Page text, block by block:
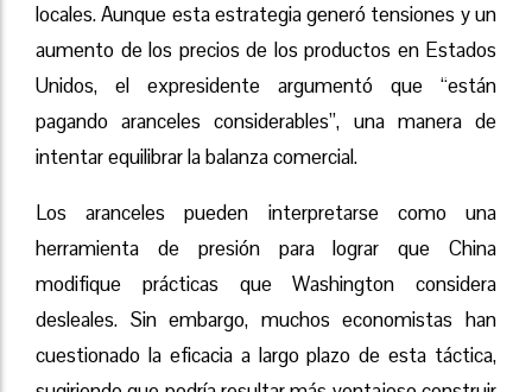
locales. Aunque esta estrategia generó tensiones y un
aumento de los precios de los productos en Estados
Unidos, el expresidente argumentó que “están
pagando aranceles considerables”, una manera de
intentar equilibrar la balanza comercial.
Los aranceles pueden interpretarse como una
herramienta de presión para lograr que China
modifique prácticas que Washington considera
desleales. Sin embargo, muchos economistas han
cuestionado la eficacia a largo plazo de esta táctica,